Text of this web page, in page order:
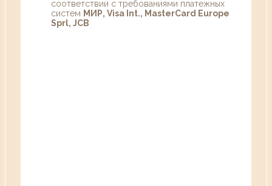
соответствии с требованиями платежных
систем МИР, Visa Int., MasterCard Europe
Sprl, JCB